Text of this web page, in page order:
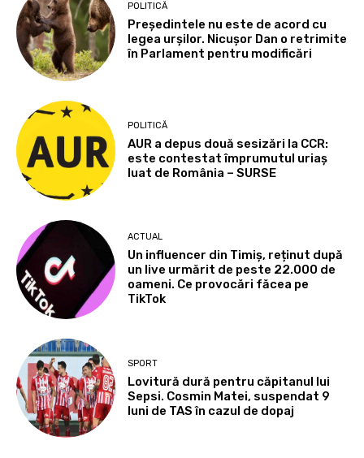
POLITICĂ
Președintele nu este de acord cu
legea urșilor. Nicușor Dan o retrimite
în Parlament pentru modificări
POLITICĂ
AUR a depus două sesizări la CCR:
este contestat împrumutul uriaș
luat de România – SURSE
ACTUAL
Un influencer din Timiș, reținut după
un live urmărit de peste 22.000 de
oameni. Ce provocări făcea pe
TikTok
SPORT
Lovitură dură pentru căpitanul lui
Sepsi. Cosmin Matei, suspendat 9
luni de TAS în cazul de dopaj